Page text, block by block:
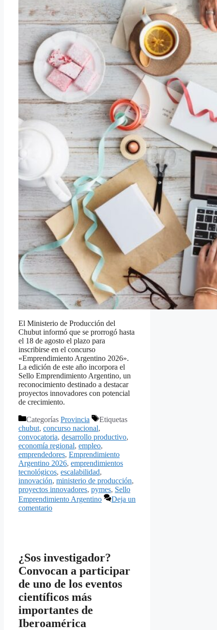
El Ministerio de Producción del
Chubut informó que se prorrogó hasta
el 18 de agosto el plazo para
inscribirse en el concurso
«Emprendimiento Argentino 2026».
La edición de este año incorpora el
Sello Emprendimiento Argentino, un
reconocimiento destinado a destacar
proyectos innovadores con potencial
de crecimiento.
Categorías Provincia
Etiquetas
chubut, concurso nacional,
convocatoria, desarrollo productivo,
economía regional, empleo,
emprendedores, Emprendimiento
Argentino 2026, emprendimientos
tecnológicos, escalabilidad,
innovación, ministerio de producción,
proyectos innovadores, pymes, Sello
Emprendimiento Argentino
Deja un
comentario
¿Sos investigador?
Convocan a participar
de uno de los eventos
científicos más
importantes de
Iberoamérica